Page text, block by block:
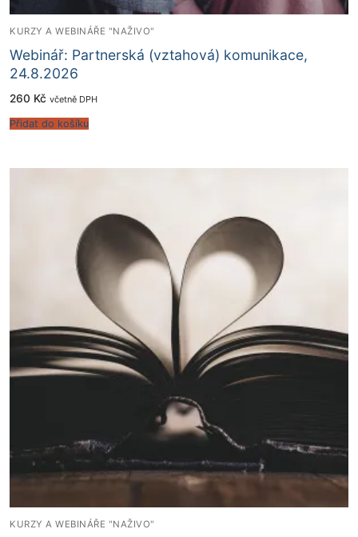
KURZY A WEBINÁŘE "NAŽIVO"
Webinář: Partnerská (vztahová) komunikace,
24.8.2026
260 Kč včetně DPH
Přidat do košíku
KURZY A WEBINÁŘE "NAŽIVO"